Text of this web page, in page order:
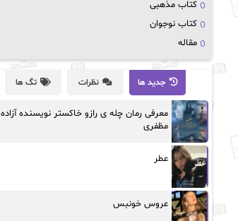
کتاب مذهبی
کتاب نوجوان
مقاله
جدید ها نظرات تگ ها
معرفی رمان چله ی رازو خاکستر نویسنده آزاده
مظفری
عطر
عروس خونبس